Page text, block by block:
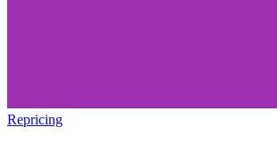
Repricing